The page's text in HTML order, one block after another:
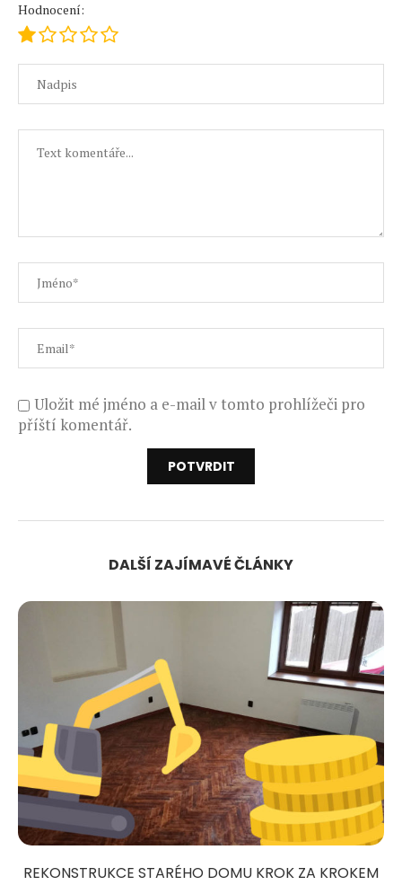
Hodnocení:
Uložit mé jméno a e-mail v tomto prohlížeči pro
příští komentář.
DALŠÍ ZAJÍMAVÉ ČLÁNKY
REKONSTRUKCE STARÉHO DOMU KROK ZA KROKEM